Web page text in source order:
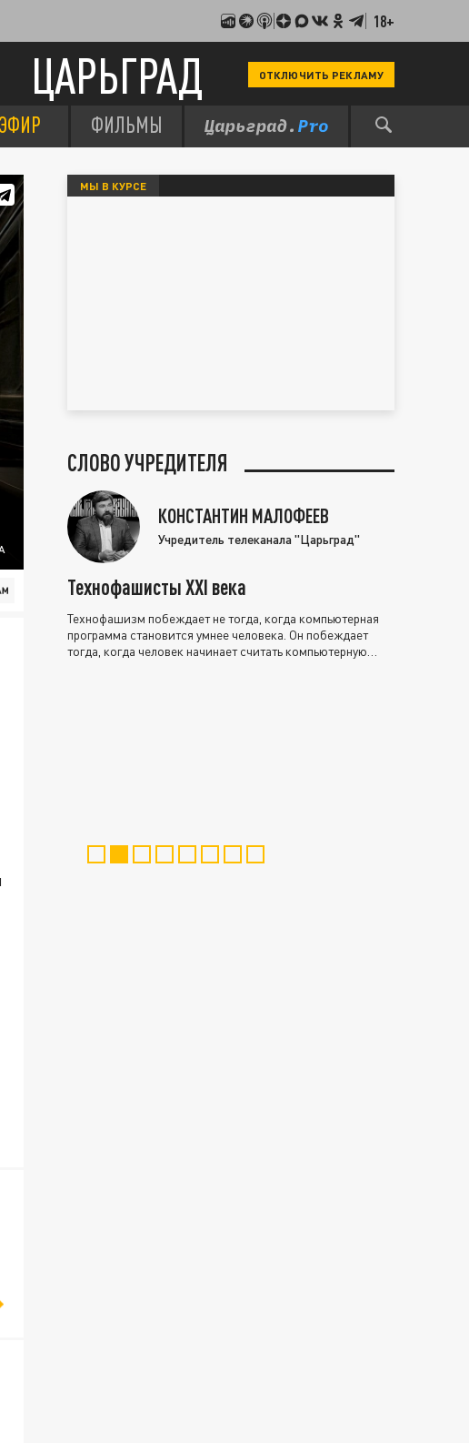
18+
ЦАРЬГРАД ОТКЛЮЧИТЬ РЕКЛАМУ
ЭФИР ФИЛЬМЫ
МЫ В КУРСЕ
СЛОВО УЧРЕДИТЕЛЯ
КОНСТАНТИН МАЛОФЕЕВ
Учредитель телеканала "Царьград"
Технофашисты XXI века
Технофашизм побеждает не тогда, когда компьютерная
программа становится умнее человека. Он побеждает
тогда, когда человек начинает считать компьютерную